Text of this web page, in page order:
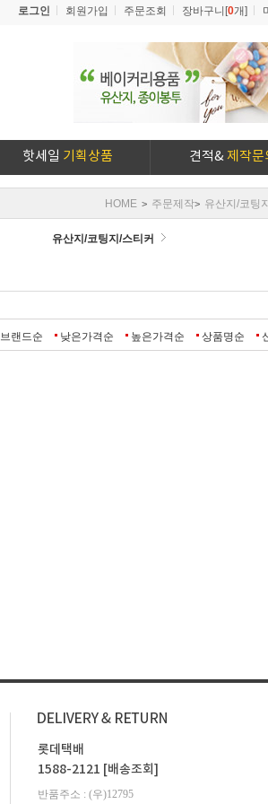
로그인 회원가입 주문조회 장바구니[0개]
핫세일 기획상품 견적&제작문
HOME > 주문제작> 유산지/코팅
유산지/코팅지/스티커
브랜드순 낮은가격순 높은가격순 상품명순
롯데택배
1588-2121 [배송조회]
반품주소 : (우)12795